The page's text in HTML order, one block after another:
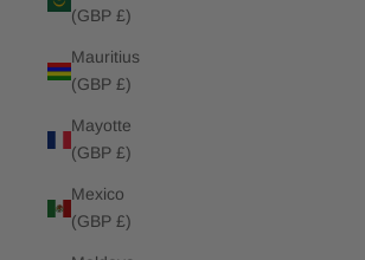
(GBP £)
Mauritius
(GBP £)
Mayotte
(GBP £)
Mexico
(GBP £)